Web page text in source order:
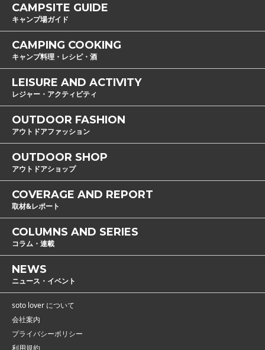
CAMPSITE GUIDE
キャンプ場ガイド
CAMPING COOKING
キャンプ料理・レシピ・酒
LEISURE AND ACTIVITY
レジャー・アクティビティ
OUTDOOR FASHION
アウトドアファッション
OUTDOOR SHOP
アウトドアショップ
COVERAGE AND REPORT
取材&レポート
COLUMNS AND SERIES
コラム・連載
NEWS
ニュース・イベント
soto lover について
会社案内
プライバシーポリシー
利用規約